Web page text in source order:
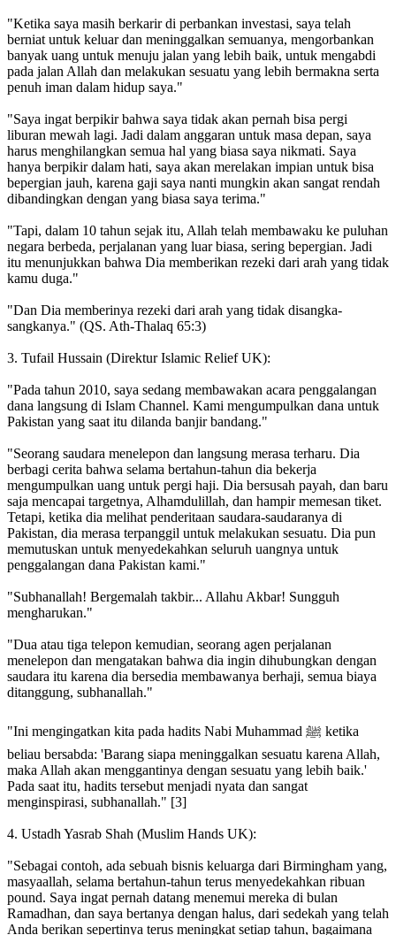
"Ketika saya masih berkarir di perbankan investasi, saya telah
berniat untuk keluar dan meninggalkan semuanya, mengorbankan
banyak uang untuk menuju jalan yang lebih baik, untuk mengabdi
pada jalan Allah dan melakukan sesuatu yang lebih bermakna serta
penuh iman dalam hidup saya."
"Saya ingat berpikir bahwa saya tidak akan pernah bisa pergi
liburan mewah lagi. Jadi dalam anggaran untuk masa depan, saya
harus menghilangkan semua hal yang biasa saya nikmati. Saya
hanya berpikir dalam hati, saya akan merelakan impian untuk bisa
bepergian jauh, karena gaji saya nanti mungkin akan sangat rendah
dibandingkan dengan yang biasa saya terima."
"Tapi, dalam 10 tahun sejak itu, Allah telah membawaku ke puluhan
negara berbeda, perjalanan yang luar biasa, sering bepergian. Jadi
itu menunjukkan bahwa Dia memberikan rezeki dari arah yang tidak
kamu duga."
"Dan Dia memberinya rezeki dari arah yang tidak disangka-
sangkanya." (QS. Ath-Thalaq 65:3)
3. Tufail Hussain (Direktur Islamic Relief UK):
"Pada tahun 2010, saya sedang membawakan acara penggalangan
dana langsung di Islam Channel. Kami mengumpulkan dana untuk
Pakistan yang saat itu dilanda banjir bandang."
"Seorang saudara menelepon dan langsung merasa terharu. Dia
berbagi cerita bahwa selama bertahun-tahun dia bekerja
mengumpulkan uang untuk pergi haji. Dia bersusah payah, dan baru
saja mencapai targetnya, Alhamdulillah, dan hampir memesan tiket.
Tetapi, ketika dia melihat penderitaan saudara-saudaranya di
Pakistan, dia merasa terpanggil untuk melakukan sesuatu. Dia pun
memutuskan untuk menyedekahkan seluruh uangnya untuk
penggalangan dana Pakistan kami."
"Subhanallah! Bergemalah takbir... Allahu Akbar! Sungguh
mengharukan."
"Dua atau tiga telepon kemudian, seorang agen perjalanan
menelepon dan mengatakan bahwa dia ingin dihubungkan dengan
saudara itu karena dia bersedia membawanya berhaji, semua biaya
ditanggung, subhanallah."
"Ini mengingatkan kita pada hadits Nabi Muhammad ﷺ ketika
beliau bersabda: 'Barang siapa meninggalkan sesuatu karena Allah,
maka Allah akan menggantinya dengan sesuatu yang lebih baik.'
Pada saat itu, hadits tersebut menjadi nyata dan sangat
menginspirasi, subhanallah." [3]
4. Ustadh Yasrab Shah (Muslim Hands UK):
"Sebagai contoh, ada sebuah bisnis keluarga dari Birmingham yang,
masyaallah, selama bertahun-tahun terus menyedekahkan ribuan
pound. Saya ingat pernah datang menemui mereka di bulan
Ramadhan, dan saya bertanya dengan halus, dari sedekah yang telah
Anda berikan sepertinya terus meningkat setiap tahun, bagaimana